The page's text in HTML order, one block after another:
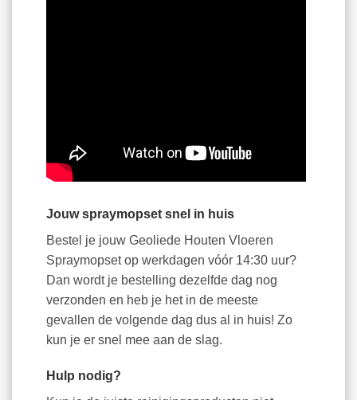
Jouw spraymopset snel in huis
Bestel je jouw Geoliede Houten Vloeren
Spraymopset op werkdagen vóór 14:30 uur?
Dan wordt je bestelling dezelfde dag nog
verzonden en heb je het in de meeste
gevallen de volgende dag dus al in huis! Zo
kun je er snel mee aan de slag.
Hulp nodig?